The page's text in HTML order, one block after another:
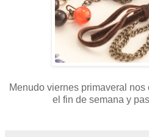
Menudo viernes primaveral
el fin de semana y